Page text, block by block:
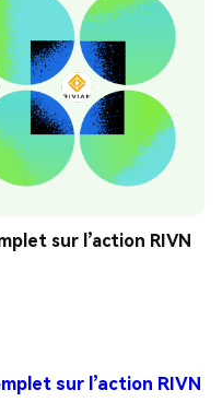
sur l’action RIVN
sur l’action RIVN